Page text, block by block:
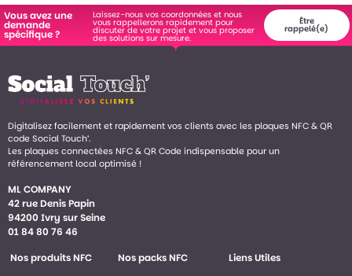
Vous avez une
demande
spécifique ?
Laissez-nous vos coordonnées et nous
vous rappellerons rapidement pour
discuter de votre projet et vous proposer
des solutions sur mesure.
Être
rappelé(e)
Digitalisez facilement et rapidement vos clients avec les plaques NFC & QR
code Social Touch’.
Les plaques connectées NFC & QR Code indispensable pour un
référencement local optimisé !
ML COMPANY
42 rue Denis Papin
94200 Ivry sur Seine
01 84 80 76 46
Nos produits NFC
Nos packs NFC Liens Utiles